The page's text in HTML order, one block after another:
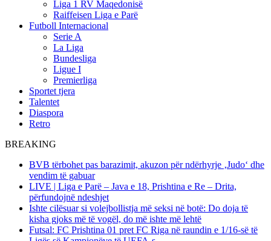
Liga 1 RV Maqedonisë
Raiffeisen Liga e Parë
Futboll Internacional
Serie A
La Liga
Bundesliga
Ligue I
Premierliga
Sportet tjera
Talentet
Diaspora
Retro
BREAKING
BVB tërbohet pas barazimit, akuzon për ndërhyrje ‚Judo‘ dhe
vendim të gabuar
LIVE | Liga e Parë – Java e 18, Prishtina e Re – Drita,
përfundojnë ndeshjet
Ishte cilësuar si volejbollistja më seksi në botë: Do doja të
kisha gjoks më të vogël, do më ishte më lehtë
Futsal: FC Prishtina 01 pret FC Riga në raundin e 1/16-së të